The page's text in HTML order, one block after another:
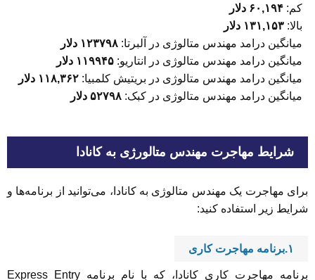
کم: ۶۰,۱۹۴ دلار
بالا: ۱۳۱,۱۵۳ دلار
میانگین درامد مهندس متالوژی در آلبرتا: ۱۲۳۷۹۸ دلار
میانگین درامد مهندس متالوژی در انتاریو: ۱۱۹۹۴۵ دلار
میانگین درامد مهندس متالوژی در بریتیش کلمبیا: ۱۱۸,۳۶۲ دلار
میانگین درامد مهندس متالوژی در کبک: ۵۲۷۹۸ دلار
شرایط مهاجرت مهندس متالورژی به کانادا
برای مهاجرت یک مهندس متالوژی به کانادا، می‌توانید از برنامه‌ها و
شرایط زیر استفاده کنید:
۱.برنامه مهاجرت کاری
برنامه مهاجرت کاری کانادا، که با نام برنامه Express Entry